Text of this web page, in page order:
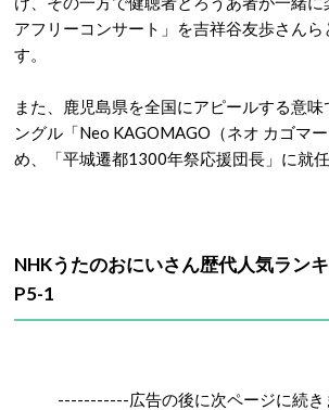
アフリーコンサート」を吉祥谷友歩さんら
す。
また、鹿児島県を全国にアピールする意
ングル「Neo KAGOMAGO（ネオ カゴマ
め、「平城遷都1300年祭応援団長」に就任
NHKうたのおにいさん歴代人気ラン
P5-1
-----------広告の後に次ページに続